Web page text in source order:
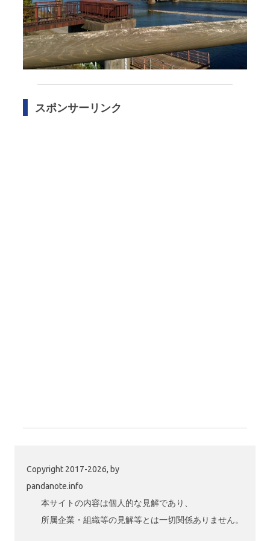
スポンサーリンク
Copyright 2017-2026, by
pandanote.info
本サイトの内容は個人的な見解であり、
所属企業・組織等の見解等とは一切関係ありません。